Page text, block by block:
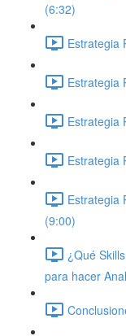
(6:32)
Estrategia
Estrategia
Estrategia
Estrategia
Estrategia
(9:00)
¿Qué
para hacer